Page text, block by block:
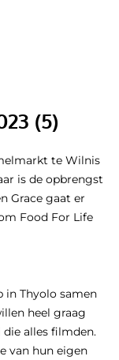
(5)
te Wilnis
is de opbrengst
Grace gaat er
Food For Life
in Thyolo samen
heel graag
alles filmden.
van hun eigen